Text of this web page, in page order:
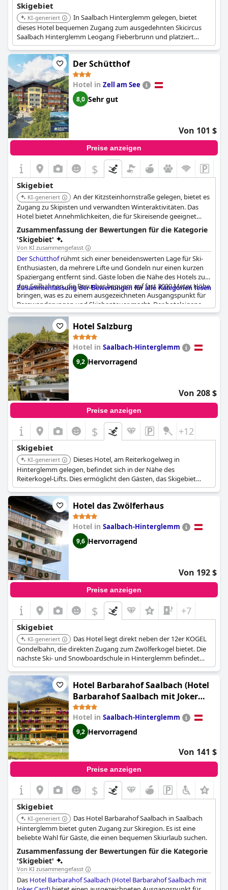
Skigebiet
KI-generiert
In Saalbach Hinterglemm gelegen, bietet
dieses Hotel bequemen Zugang zum ausgedehnten Skicircus
Saalbach Hinterglemm Leogang Fieberbrunn und platziert
Gäste in der Nähe zahlreicher Skipisten und Winteraktivitäten.
Der Schütthof
Hotel in Zell am See
8,0 Sehr gut
Von 101 $
Preise anzeigen
$
Skigebiet
KI-generiert
An der Kitzsteinhornstraße gelegen, bietet es
Zugang zu Skipisten und verwandten Winteraktivitäten. Das
Hotel bietet Annehmlichkeiten, die für Skireisende geeignet
sind.
Zusammenfassung der Bewertungen für die Kategorie
'Skigebiet'
Von KI zusammengefasst
Der Schütthofrühmt sich einer beneidenswerten Lage für Ski-
Enthusiasten, da mehrere Lifte und Gondeln nur einen kurzen
Spaziergang entfernt sind. Gäste loben die Nähe des Hotels zu
den Seilbahnen, die Besucher bequem auf fast 2000 Meter Höhe
bringen, was es zu einem ausgezeichneten Ausgangspunkt für
Bergwanderungen und Skiabenteuer macht. Der hoteleigene
Skiverleih und die großzügigen
Skiaufbewahrungsmöglichkeiten, einschließlich eines warmen
Schuhraums, tragen zur Attraktivität des Hotels bei. Die
Bequemlichkeit wird durch die nahegelegene Bushaltestelle
weiter hervorgehoben, die einen einfachen Zugang nach
Kaprun und Zell am See ermöglicht. Mit seinen großartigen
Einrichtungen und der strategischen Lage in der Nähe der
Pisten ist dieses Hotel eine ideale Wahl für Skifahrer.
Zusammenfassung der Bewertungen für alle Kategorien lesen
Hotel Salzburg
Hotel in Saalbach-Hinterglemm
9,2 Hervorragend
Von 208 $
Preise anzeigen
$ +12
Skigebiet
KI-generiert
Dieses Hotel, am Reiterkogelweg in
Hinterglemm gelegen, befindet sich in der Nähe des
Reiterkogel-Lifts. Dies ermöglicht den Gästen, das Skigebiet
leicht zu erreichen und die Wintersportmöglichkeiten zu nutzen.
Hotel das Zwölferhaus
Hotel in Saalbach-Hinterglemm
9,6 Hervorragend
Von 192 $
Preise anzeigen
$ +7
Skigebiet
KI-generiert
Das Hotel liegt direkt neben der 12er KOGEL
Gondelbahn, die direkten Zugang zum Zwölferkogel bietet. Die
nächste Ski- und Snowboardschule in Hinterglemm befindet
sich direkt gegenüber dem Hotel.
Hotel Barbarahof Saalbach (Hotel
Barbarahof Saalbach mit Joker
Card)
Hotel in Saalbach-Hinterglemm
9,2 Hervorragend
Von 141 $
Preise anzeigen
$
Skigebiet
KI-generiert
Das Hotel Barbarahof Saalbach in Saalbach
Hinterglemm bietet guten Zugang zur Skiregion. Es ist eine
beliebte Wahl für Gäste, die einen bequemen Skiurlaub suchen.
Zusammenfassung der Bewertungen für die Kategorie
'Skigebiet'
Von KI zusammengefasst
Das Hotel Barbarahof Saalbach (Hotel Barbarahof Saalbach mit